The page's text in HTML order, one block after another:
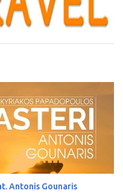
Antonis Gounaris